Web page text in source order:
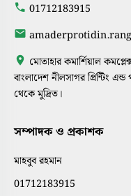
01712183915
মোতাহার কমার্শিয়াল
বাংলাদেশ নীলসাগর প্রিন্টিং
থেকে মুদ্রিত।
সম্পাদক ও প্রকাশক
মাহবুব রহমান
01712183915